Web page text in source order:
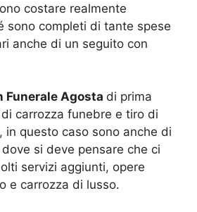
costare realmente
sono completi di tante spese
anche di un seguito con
Funerale Agosta di prima
carrozza funebre e tiro di
in questo caso sono anche di
si deve pensare che ci
servizi aggiunti, opere
e carrozza di lusso.